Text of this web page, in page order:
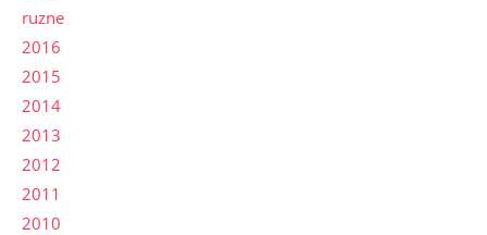
ruzne
2016
2015
2014
2013
2012
2011
2010